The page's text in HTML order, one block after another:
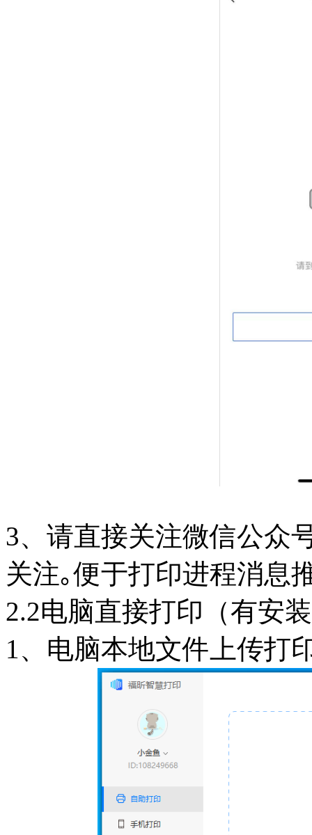
3、请直接关注微信公众
关注｡便于打印进程消息
2.2电脑直接打印（有安
1、电脑本地文件上传打